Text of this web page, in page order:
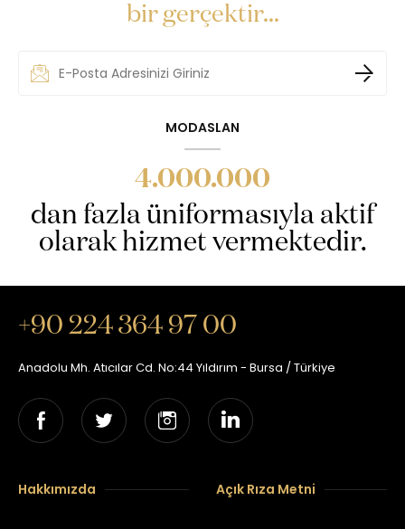
bir gerçektir...
MODASLAN
4.000.000
dan fazla üniformasıyla aktif
olarak hizmet vermektedir.
+90 224 364 97 00
Anadolu Mh. Atıcılar Cd. No:44 Yıldırım - Bursa / Türkiye
Hakkımızda Açık Rıza Metni